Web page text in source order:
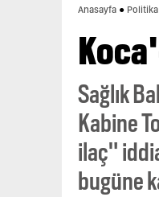
Anasayfa Politika
Sağlık
Kabine
ilaç"
bugüne